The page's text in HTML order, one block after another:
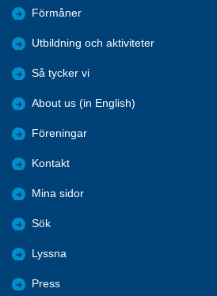
Förmåner
Utbildning och aktiviteter
Så tycker vi
About us (in English)
Föreningar
Kontakt
Mina sidor
Sök
Lyssna
Press